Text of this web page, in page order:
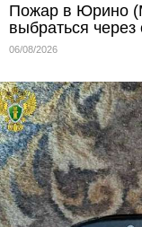
Пожар в Юрино
выбраться через
06/08/2026